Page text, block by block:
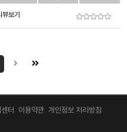
뷰보기
터 이용약관 개인정보 처리방침